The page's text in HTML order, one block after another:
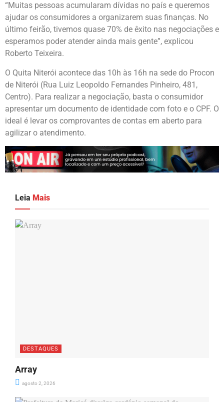
“Muitas pessoas acumularam dívidas no país e queremos
ajudar os consumidores a organizarem suas finanças. No
último feirão, tivemos quase 70% de êxito nas negociações e
esperamos poder atender ainda mais gente”, explicou
Roberto Teixeira.
O Quita Niterói acontece das 10h às 16h na sede do Procon
de Niterói (Rua Luiz Leopoldo Fernandes Pinheiro, 481,
Centro). Para realizar a negociação, basta o consumidor
apresentar um documento de identidade com foto e o CPF. O
ideal é levar os comprovantes de contas em aberto para
agilizar o atendimento.
Leia Mais
DESTAQUES
Array
agosto 2, 2026